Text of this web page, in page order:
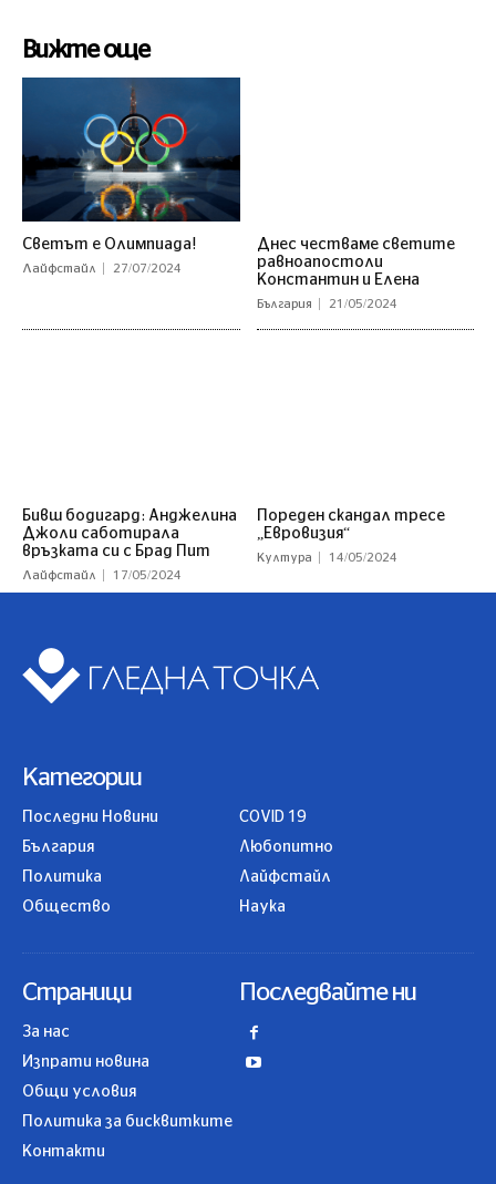
Вижте още
Светът е Олимпиада!
Лайфстайл 27/07/2024
Днес честваме светите
равноапостоли
Константин и Елена
България 21/05/2024
Бивш бодигард: Анджелина
Джоли саботирала
връзката си с Брад Пит
Лайфстайл 17/05/2024
Пореден скандал тресе
„Евровизия“
Култура 14/05/2024
Категории
Последни Новини
България
Политика
Общество
COVID 19
Любопитно
Лайфстайл
Наука
Страници
За нас
Изпрати новина
Общи условия
Политика за бисквитките
Контакти
Последвайте ни